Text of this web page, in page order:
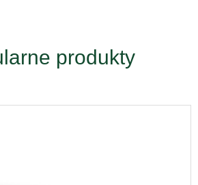
produkty